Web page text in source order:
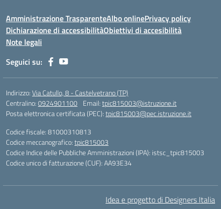
Amministrazione TrasparenteAlbo onlinePrivacy policy
Dichiarazione di accessibilitàObiettivi di accesibilità
Note legali
Seguici su:
Indirizzo:Via Catullo, 8 - Castelvetrano (TP)
Centralino:0924901100 Email:tpic815003@istruzione.it
Posta elettronica certificata (PEC):tpic815003@pec.istruzione.it
Codice fiscale: 81000310813
Codice meccanografico:tpic815003
Codice Indice delle Pubbliche Amministrazioni (IPA): istsc_tpic815003
Codice unico di fatturazione (CUF): AA93E34
Idea e progetto di Designers Italia